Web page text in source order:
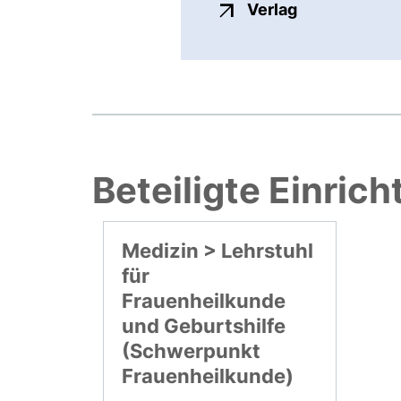
Verlagexterner
Beteiligte
Medizin > Lehrstuhl
für
Frauenheilkunde
und Geburtshilfe
(Schwerpunkt
Frauenheilkunde)